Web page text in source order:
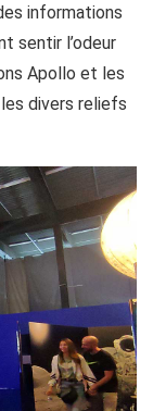
informations
sentir l’odeur
Apollo et les
divers reliefs